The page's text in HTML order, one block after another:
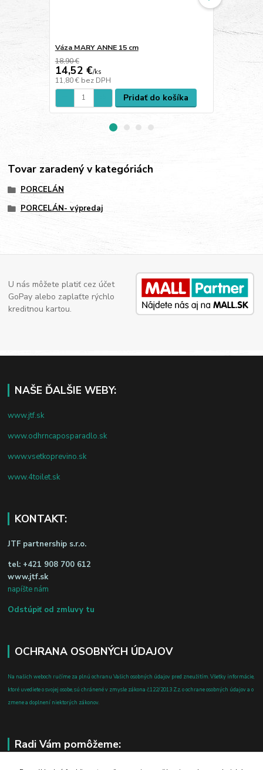
Váza MARY ANNE 15 cm
18,90 €
14,52 €/ks
11,80 € bez DPH
Pridať do košíka
21,84 €
Tovar zaradený v kategóriách
PORCELÁN
PORCELÁN- výpredaj
U nás môžete platiť cez účet
GoPay alebo zaplaťte rýchlo
kreditnou kartou.
NAŠE ĎALŠIE WEBY:
www.jtf.sk
www.odhrncaposparadlo.sk
www.vsetkoprevino.sk
www.4toilet.sk
KONTAKT:
JTF partnership s.r.o.
tel: +421 908 700 612
www.jtf.sk
napíšte nám
Odstúpiť od zmluvy tu
OCHRANA OSOBNÝCH ÚDAJOV
Na našich weboch ručíme za plnú ochranu Vašich osobných údajov pred zneužitím. Všetky informácie,
ktoré uvediete o svojej osobe, sú chránené v zmysle zákona č.122/2013 Z.z. o ochrane osobných údajov a o
zmene a doplnení niektorých zákonov.
Radi Vám pomôžeme: